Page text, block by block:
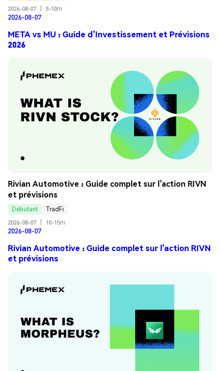
2026-08-07
5-10m
2026-08-07
META vs MU : Guide d’Investissement et Prévisions
2026
Rivian Automotive : Guide complet sur l’action RIVN
et prévisions
Débutant
TradFi
2026-08-07
10-15m
2026-08-07
Rivian Automotive : Guide complet sur l’action RIVN
et prévisions